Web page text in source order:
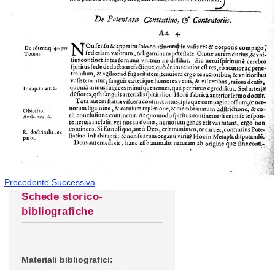
Precedente Successiva
Schede storico-
bibliografiche
Materiali bibliografici: